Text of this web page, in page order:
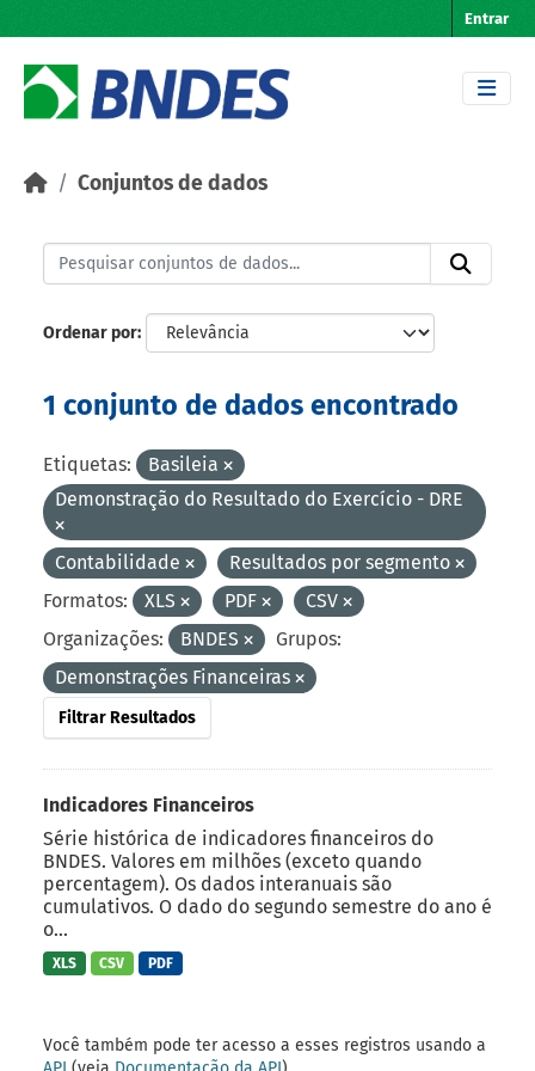
Entrar
Conjuntos de dados
Ordenar por
1 conjunto de dados encontrado
Etiquetas:
Basileia
Demonstração do Resultado do Exercício - DRE
Contabilidade
Resultados por segmento
Formatos:
XLS PDF
CSV
Organizações:
BNDES
Grupos:
Demonstrações Financeiras
Filtrar Resultados
Indicadores Financeiros
Série histórica de indicadores financeiros do
BNDES. Valores em milhões (exceto quando
percentagem). Os dados interanuais são
cumulativos. O dado do segundo semestre do ano é
o...
XLS CSV PDF
Você também pode ter acesso a esses registros usando a